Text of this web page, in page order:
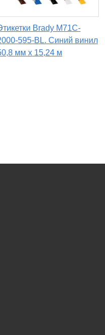
Brady M71C-
595-BL. Синий винил
мм x 15,24 м